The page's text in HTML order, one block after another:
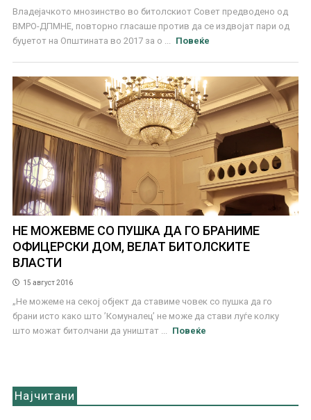
Владејачкото мнозинство во битолскиот Совет предводено од
ВМРО-ДПМНЕ, повторно гласаше против да се издвојат пари од
буџетот на Општината во 2017 за о ...
Повеќе
НЕ МОЖЕВМЕ СО ПУШКА ДА ГО БРАНИМЕ
ОФИЦЕРСКИ ДОМ, ВЕЛАТ БИТОЛСКИТЕ
ВЛАСТИ
15 август 2016
„Не можеме на секој објект да ставиме човек со пушка да го
брани исто како што ’Комуналец’ не може да стави луѓе колку
што можат битолчани да уништат ...
Повеќе
Најчитани